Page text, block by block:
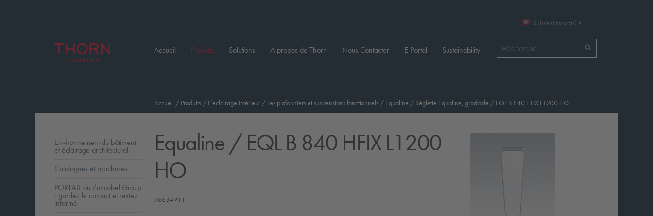
Suisse (Français)
Accueil Produits Solutions A propos de Thorn Nous Contacter E-Portal Sustainability
Accueil / Produits / L’éclairage intérieur / Les plafonniers et suspensions fonctionnels / Equaline / Réglette Equaline, gradable / EQL B 840 HFIX L1200 HO
Equaline / EQL B 840 HFIX L1200
HO
96634911
Environnement du bâtiment
et éclairage architectural
Catalogues et brochures
PORTAIL du Zumtobel Group
: gardez le contact et restez
informé